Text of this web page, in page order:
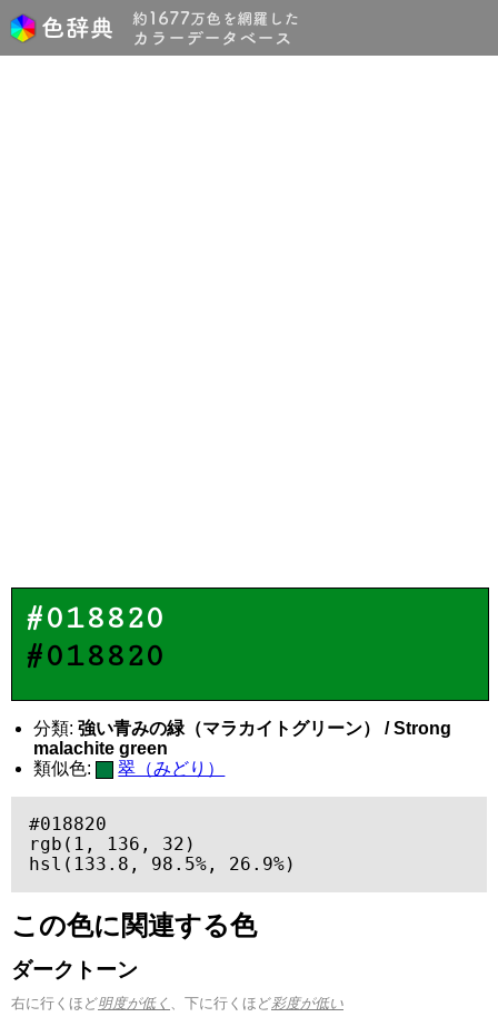
#018820
#018820
分類: 強い青みの緑（マラカイトグリーン） / Strong
malachite green
類似色:
翠（みどり）
#018820
rgb(1, 136, 32)
hsl(133.8, 98.5%, 26.9%)
この色に関連する色
ダークトーン
右に行くほど明度が低く 、下に行くほど彩度が低い